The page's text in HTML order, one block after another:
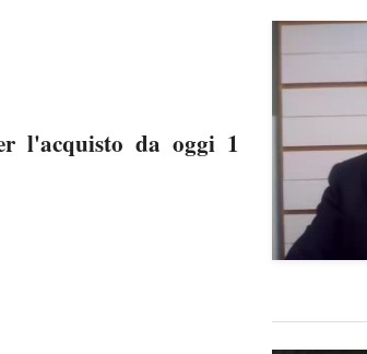
l'acquisto da oggi 1